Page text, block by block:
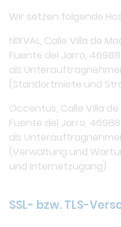
Wir setzen folgende
NIXVAL, Calle Villa de
Fuente del Jarro,
als
(Standortmiete und
Occentus, Calle Villa
Fuente del Jarro,
als
(Verwaltung und
und Internetzugang)
SSL- bzw. TLS-